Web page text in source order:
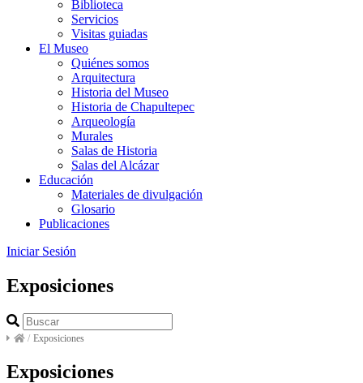
Biblioteca
Servicios
Visitas guiadas
El Museo
Quiénes somos
Arquitectura
Historia del Museo
Historia de Chapultepec
Arqueología
Murales
Salas de Historia
Salas del Alcázar
Educación
Materiales de divulgación
Glosario
Publicaciones
Iniciar Sesión
Exposiciones
/ Exposiciones
Exposiciones